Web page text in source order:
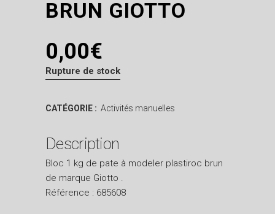
BRUN GIOTTO
0,00€
Rupture de stock
CATÉGORIE : Activités manuelles
Description
Bloc 1 kg de pate à modeler plastiroc brun
de marque Giotto .
Référence : 685608